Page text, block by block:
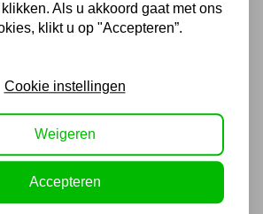
Telesteps ladder 2,5m Loft
line Mini 9
492,47
Als u akkoord gaat met ons
klikt u op "Accepteren”.
Cookie instellingen
Weigeren
Accepteren